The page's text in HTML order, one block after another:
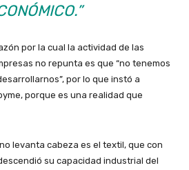
por la cual la actividad de las
no repunta es que “no tenemos
por lo que instó a
porque es una realidad que
levanta cabeza es el textil, que con
su capacidad industrial del